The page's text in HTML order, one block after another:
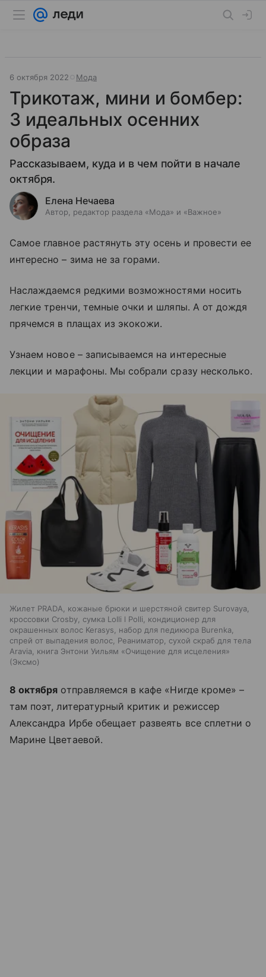
6 октября 2022 Мода
Трикотаж, мини и бомбер:
3 идеальных осенних
образа
Рассказываем, куда и в чем пойти в начале
октября.
Елена Нечаева
Автор, редактор раздела «Мода» и «Важное»
Самое главное растянуть эту осень и провести ее
интересно – зима не за горами.
Наслаждаемся редкими возможностями носить
легкие тренчи, темные очки и шляпы. А от дождя
прячемся в плащах из экокожи.
Узнаем новое – записываемся на интересные
лекции и марафоны. Мы собрали сразу несколько.
Жилет PRADA, кожаные брюки и шерстяной свитер Surovaya,
кроссовки Сrosby, сумка Lolli l Polli, кондиционер для
окрашенных волос Kerasys, набор для педикюра Burenka,
спрей от выпадения волос, Реаниматор, сухой скраб для тела
Aravia, книга Энтони Уильям «Очищение для исцеления»
(Эксмо)
8 октября отправляемся в кафе «Нигде кроме» –
там поэт, литературный критик и режиссер
Александра Ирбе обещает развеять все сплетни о
Марине Цветаевой.